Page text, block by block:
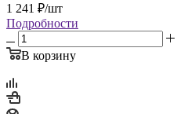
1 241 ₽/шт
Подробности
В корзину